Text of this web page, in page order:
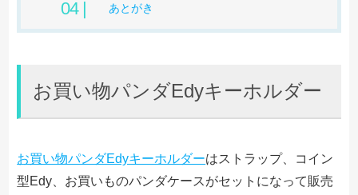
あとがき
お買い物パンダEdyキーホルダー
お買い物パンダEdyキーホルダーはストラップ、コイン
型Edy、お買いものパンダケースがセットになって販売